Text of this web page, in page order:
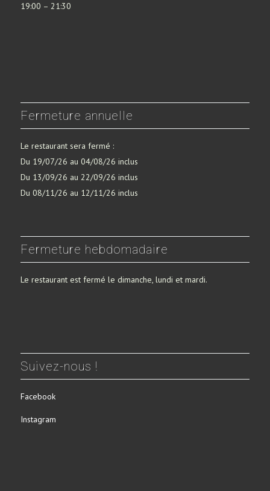
19:00 – 21:30
Fermeture annuelle
Le restaurant sera fermé :
Du 19/07/26 au 04/08/26 inclus
Du 13/09/26 au 22/09/26 inclus
Du 08/11/26 au 12/11/26 inclus
Fermeture hebdomadaire
Le restaurant est fermé le dimanche, lundi et mardi.
Suivez-nous !
Facebook
Instagram